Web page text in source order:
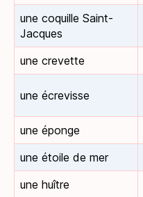
une coquille Saint-
Jacques
une crevette
une écrevisse
une éponge
une étoile de mer
une huître